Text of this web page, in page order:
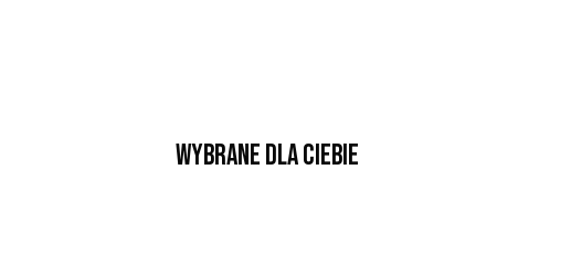
Wybrane dla Ciebie